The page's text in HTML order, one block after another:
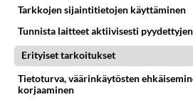
Tarkkojen sijaintitietojen käyttäminen
Tunnista laitteet aktiivisesti
Erityiset tarkoitukset
Tietoturva, väärinkäytösten
korjaaminen